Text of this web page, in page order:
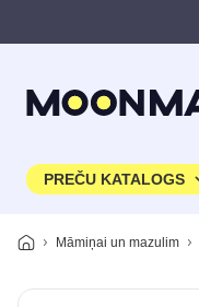
PREČU KATALOGS
Māmiņai un mazulim